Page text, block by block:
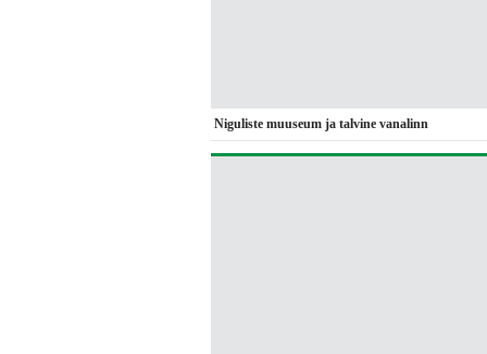
Niguliste muuseum ja talvine vanalinn